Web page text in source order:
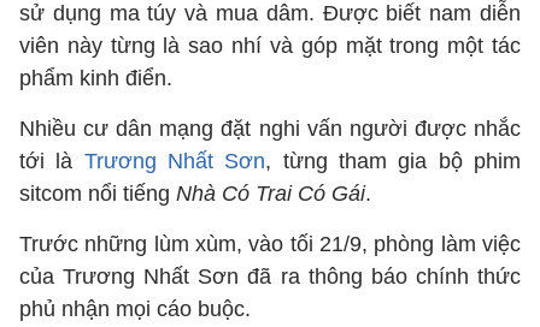
sử dụng ma túy và mua dâm. Được biết nam diễn
viên này từng là sao nhí và góp mặt trong một tác
phẩm kinh điển.
Nhiều cư dân mạng đặt nghi vấn người được nhắc
tới là Trương Nhất Sơn, từng tham gia bộ phim
sitcom nổi tiếng Nhà Có Trai Có Gái.
Trước những lùm xùm, vào tối 21/9, phòng làm việc
của Trương Nhất Sơn đã ra thông báo chính thức
phủ nhận mọi cáo buộc.